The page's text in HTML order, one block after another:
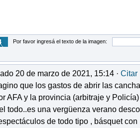
Por favor ingresá el texto de la imagen:
20 de marzo de 2021, 15:14 · Citar
que los gastos de abrir las
AFA y la provincia (arbitraje y
todo..es una vergüenza verano
de todo tipo , básquet